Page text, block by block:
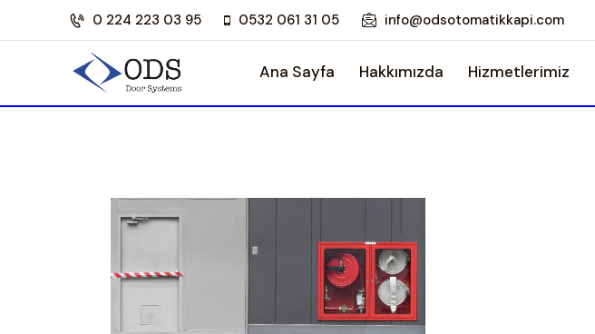
0 224 223 03 95 0532 061 31 05 info@odsotomatikkapi.com
Ana Sayfa Hakkımızda Hizmetlerimiz